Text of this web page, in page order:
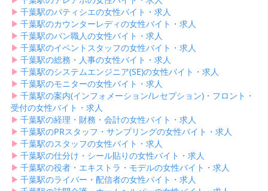
▶︎ 千葉駅のパティシエの女性バイト・求人
▶︎ 千葉駅のカウンターレディの女性バイト・求人
▶︎ 千葉駅のパン職人の女性バイト・求人
▶︎ 千葉駅のイベントスタッフの女性バイト・求人
▶︎ 千葉駅の総務・人事の女性バイト・求人
▶︎ 千葉駅のシステムエンジニア(SE)の女性バイト・求人
▶︎ 千葉駅のモニターの女性バイト・求人
▶︎ 千葉駅の案内(インフォメーション/レセプション)・フロント・
受付の女性バイト・求人
▶︎ 千葉駅の経理・財務・会計の女性バイト・求人
▶︎ 千葉駅のPRスタッフ・サンプリングの女性バイト・求人
▶︎ 千葉駅のスタッフの女性バイト・求人
▶︎ 千葉駅の仕分け・シール貼りの女性バイト・求人
▶︎ 千葉駅の役者・エキストラ・モデルの女性バイト・求人
▶︎ 千葉駅のライバー・配信者の女性バイト・求人